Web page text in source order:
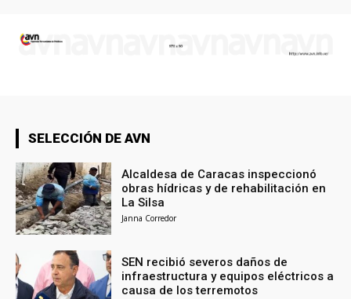
SELECCIÓN DE AVN
Alcaldesa de Caracas inspeccionó
obras hídricas y de rehabilitación en
La Silsa
Janna Corredor
SEN recibió severos daños de
infraestructura y equipos eléctricos a
causa de los terremotos